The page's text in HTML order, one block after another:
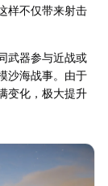
样不仅带来射击
武器参与近战或
沙海战事。由于
变化，极大提升